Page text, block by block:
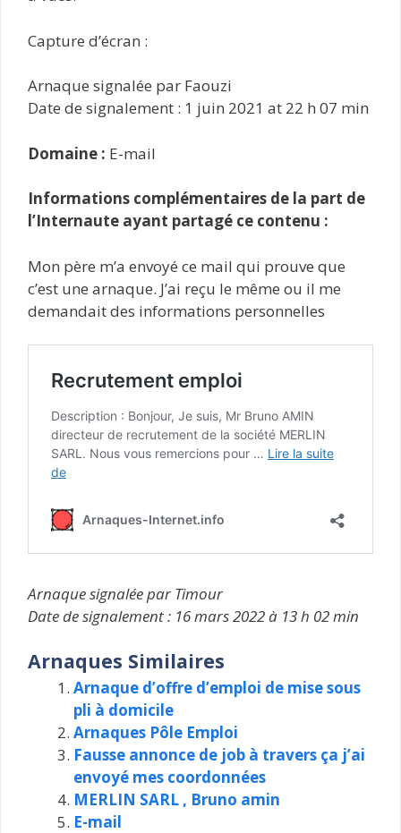
Capture d’écran :
Arnaque signalée par Faouzi
Date de signalement : 1 juin 2021 at 22 h 07 min
Domaine : E-mail
Informations complémentaires de la part de
l’Internaute ayant partagé ce contenu :
Mon père m’a envoyé ce mail qui prouve que
c’est une arnaque. J’ai reçu le même ou il me
demandait des informations personnelles
Arnaque signalée par Timour
Date de signalement : 16 mars 2022 à 13 h 02 min
Arnaques Similaires
Arnaque d’offre d’emploi de mise sous
pli à domicile
Arnaques Pôle Emploi
Fausse annonce de job à travers ça j’ai
envoyé mes coordonnées
MERLIN SARL , Bruno amin
E-mail